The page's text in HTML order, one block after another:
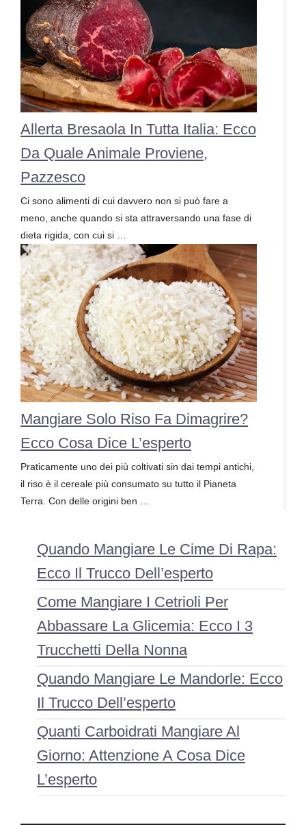
Allerta Bresaola In Tutta Italia: Ecco
Da Quale Animale Proviene,
Pazzesco
Ci sono alimenti di cui davvero non si può fare a
meno, anche quando si sta attraversando una fase di
dieta rigida, con cui si …
Mangiare Solo Riso Fa Dimagrire?
Ecco Cosa Dice L’esperto
Praticamente uno dei più coltivati sin dai tempi antichi,
il riso è il cereale più consumato su tutto il Pianeta
Terra. Con delle origini ben …
Quando Mangiare Le Cime Di Rapa:
Ecco Il Trucco Dell’esperto
Come Mangiare I Cetrioli Per
Abbassare La Glicemia: Ecco I 3
Trucchetti Della Nonna
Quando Mangiare Le Mandorle: Ecco
Il Trucco Dell’esperto
Quanti Carboidrati Mangiare Al
Giorno: Attenzione A Cosa Dice
L’esperto